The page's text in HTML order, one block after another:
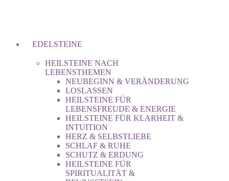
EDELSTEINE
HEILSTEINE NACH
LEBENSTHEMEN
NEUBEGINN & VERÄNDERUNG
LOSLASSEN
HEILSTEINE FÜR
LEBENSFREUDE & ENERGIE
HEILSTEINE FÜR KLARHEIT &
INTUITION
HERZ & SELBSTLIEBE
SCHLAF & RUHE
SCHUTZ & ERDUNG
HEILSTEINE FÜR
SPIRITUALITÄT &